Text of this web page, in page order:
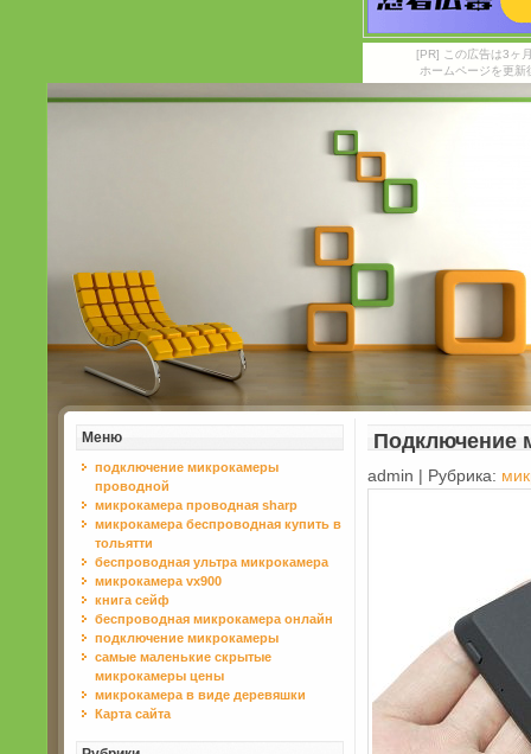
[PR] この広告は3ヶ
ホームページを更
Меню
подключение микрокамеры
проводной
микрокамера проводная sharp
микрокамера беспроводная купить в
тольятти
беспроводная ультра микрокамера
микрокамера vx900
книга сейф
беспроводная микрокамера онлайн
подключение микрокамеры
самые маленькие скрытые
микрокамеры цены
микрокамера в виде деревяшки
Карта сайта
Подключение
admin | Рубрика: